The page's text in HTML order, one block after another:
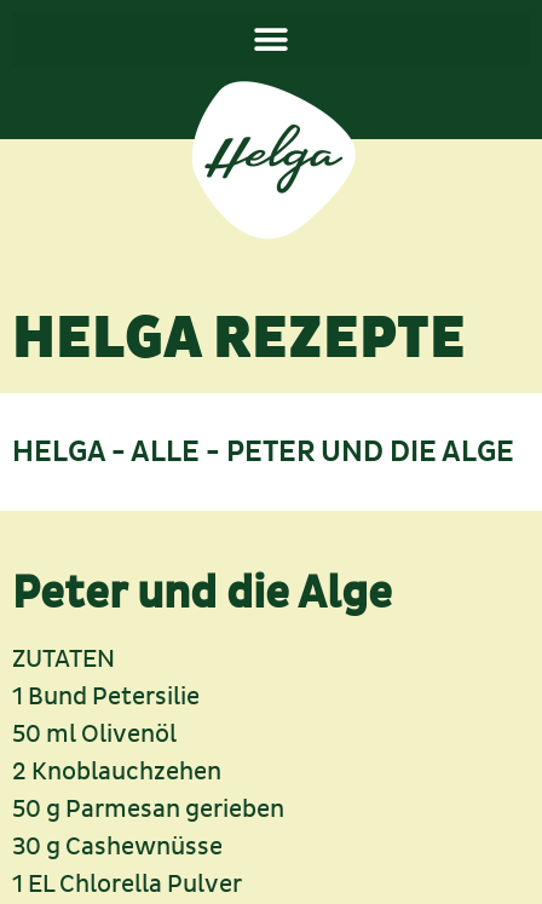
HELGA REZEPTE
HELGA-ALLE - PETER UND DIE ALGE
Peter und die Alge
ZUTATEN
1 Bund Petersilie
50 ml Olivenöl
2 Knoblauchzehen
50 g Parmesan gerieben
30 g Cashewnüsse
1 EL Chlorella Pulver